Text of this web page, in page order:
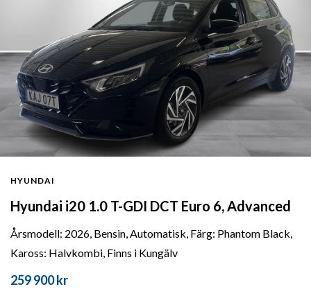
HYUNDAI
Hyundai i20 1.0 T-GDI DCT Euro 6, Advanced
Årsmodell: 2026, Bensin, Automatisk, Färg: Phantom Black,
Kaross: Halvkombi, Finns i Kungälv
259 900 kr